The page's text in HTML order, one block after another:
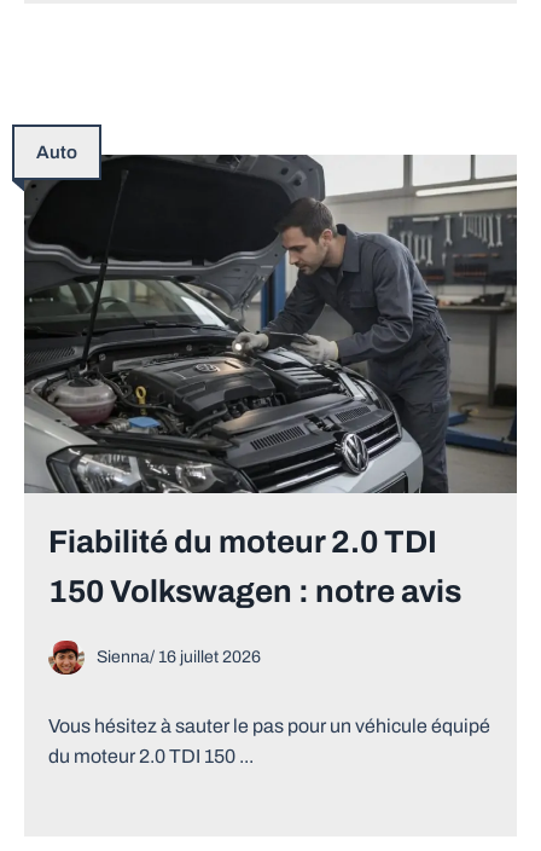
Auto
Fiabilité du moteur 2.0 TDI
150 Volkswagen : notre avis
Sienna/ 16 juillet 2026
Vous hésitez à sauter le pas pour un véhicule équipé
du moteur 2.0 TDI 150 ...